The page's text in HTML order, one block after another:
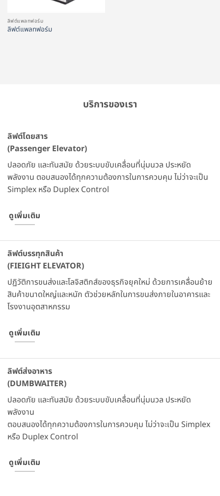
ลิฟต์แพลทฟอร์ม
ลิฟต์แพลทฟอร์ม
บริการของเรา
ลิฟต์โดยสาร
(Passenger Elevator)
ปลอดภัย และทันสมัย ด้วยระบบขับเคลื่อนที่นุ่มนวล ประหยัด
พลังงาน ตอบสนองได้ทุกความต้องการในการควบคุม ไม่ว่าจะเป็น
Simplex หรือ Duplex Control
ดูเพิ่มเติม
ลิฟต์บรรทุกสินค้า
(FIEIGHT ELEVATOR)
ปฏิวัติการขนส่งและโลจิสติกส์ของธุรกิจยุคใหม่ ด้วยการเคลื่อนย้าย
สินค้าขนาดใหญ่และหนัก ตัวช่วยหลักในการขนส่งภายในอาคารและ
โรงงานอุตสาหกรรม
ดูเพิ่มเติม
ลิฟต์ส่งอาหาร
(DUMBWAITER)
ปลอดภัย และทันสมัย ด้วยระบบขับเคลื่อนที่นุ่มนวล ประหยัด
พลังงาน
ตอบสนองได้ทุกความต้องการในการควบคุม ไม่ว่าจะเป็น Simplex
หรือ Duplex Control
ดูเพิ่มเติม